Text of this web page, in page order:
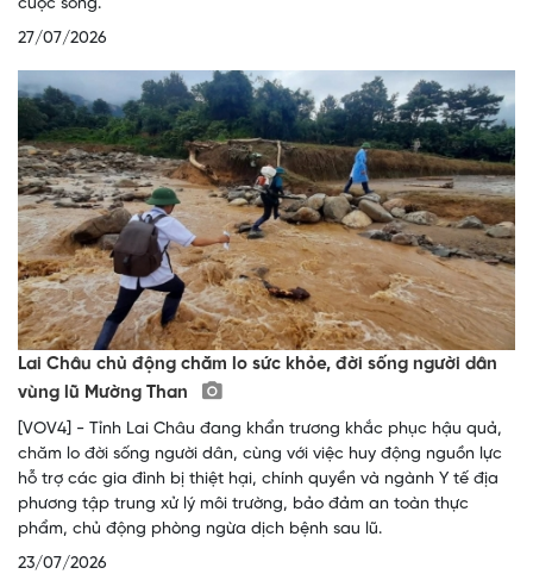
cuộc sống.
27/07/2026
Lai Châu chủ động chăm lo sức khỏe, đời sống người dân
vùng lũ Mường Than
[VOV4] - Tỉnh Lai Châu đang khẩn trương khắc phục hậu quả,
chăm lo đời sống người dân, cùng với việc huy động nguồn lực
hỗ trợ các gia đình bị thiệt hại, chính quyền và ngành Y tế địa
phương tập trung xử lý môi trường, bảo đảm an toàn thực
phẩm, chủ động phòng ngừa dịch bệnh sau lũ.
23/07/2026